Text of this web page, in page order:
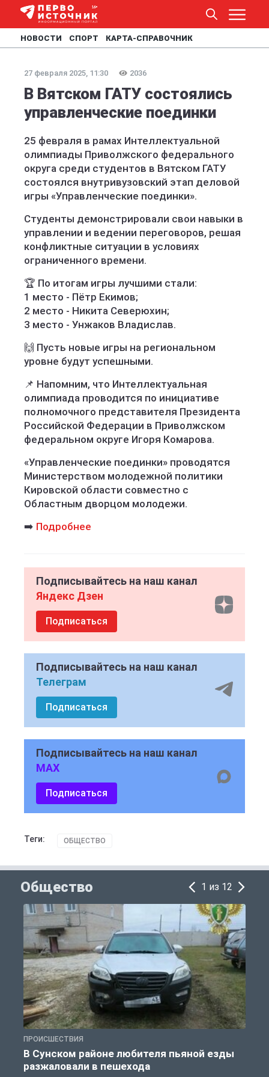
НОВОСТИ СПОРТ КАРТА-СПРАВОЧНИК
27 февраля 2025, 11:30 2036
В Вятском ГАТУ состоялись
управленческие поединки
25 февраля в рамах Интеллектуальной
олимпиады Приволжского федерального
округа среди студентов в Вятском ГАТУ
состоялся внутривузовский этап деловой
игры «Управленческие поединки».
Студенты демонстрировали свои навыки в
управлении и ведении переговоров, решая
конфликтные ситуации в условиях
ограниченного времени.
🏆 По итогам игры лучшими стали:
1 место - Пётр Екимов;
2 место - Никита Северюхин;
3 место - Унжаков Владислав.
🙌 Пусть новые игры на региональном
уровне будут успешными.
📌 Напомним, что Интеллектуальная
олимпиада проводится по инициативе
полномочного представителя Президента
Российской Федерации в Приволжском
федеральном округе Игоря Комарова.
«Управленческие поединки» проводятся
Министерством молодежной политики
Кировской области совместно с
Областным дворцом молодежи.
➡️ Подробнее
Подписывайтесь на наш канал
Яндекс Дзен
Подписаться
Подписывайтесь на наш канал
Телеграм
Подписаться
Подписывайтесь на наш канал
MAX
Подписаться
Теги: ОБЩЕСТВО
Общество 1 из 12
ПРОИСШЕСТВИЯ
В Сунском районе любителя пьяной езды
разжаловали в пешехода